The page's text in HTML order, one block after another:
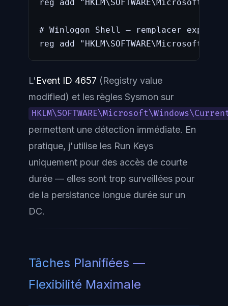
reg add
# Winlogon Shell — remplacer
reg add
L'Event ID 4657 (Registry value
modified) et les règles Sysmon sur
permettent une détection immédiate. En
pratique, j'utilise les Run Keys
uniquement pour des accès de courte
durée — elles sont trop surveillées pour
de la persistance longue durée sur un
DC.
Tâches Planifiées —
Flexibilité Maximale